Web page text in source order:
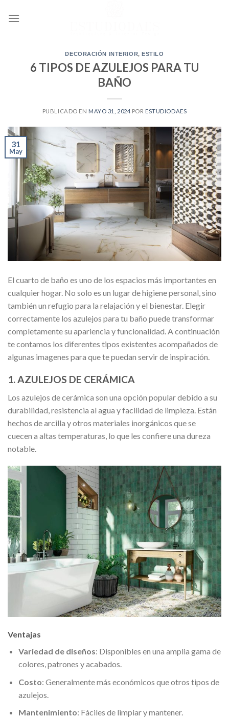
DECORACIÓN INTERIOR,ESTILO
6 TIPOS DE AZULEJOS PARA TU
BAÑO
PUBLICADO EN MAYO 31, 2024 POR ESTUDIODAES
31
May
El cuarto de baño es uno de los espacios más importantes en
cualquier hogar. No solo es un lugar de higiene personal, sino
también un refugio para la relajación y el bienestar. Elegir
correctamente los azulejos para tu baño puede transformar
completamente su apariencia y funcionalidad. A continuación
te contamos los diferentes tipos existentes acompañados de
algunas imagenes para que te puedan servir de inspiración.
1. AZULEJOS DE CERÁMICA
Los azulejos de cerámica son una opción popular debido a su
durabilidad, resistencia al agua y facilidad de limpieza. Están
hechos de arcilla y otros materiales inorgánicos que se
cuecen a altas temperaturas, lo que les confiere una dureza
notable.
Ventajas
Variedad de diseños: Disponibles en una amplia gama de
colores, patrones y acabados.
Costo: Generalmente más económicos que otros tipos de
azulejos.
Mantenimiento: Fáciles de limpiar y mantener.